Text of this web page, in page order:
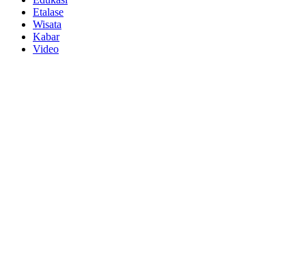
Etalase
Wisata
Kabar
Video